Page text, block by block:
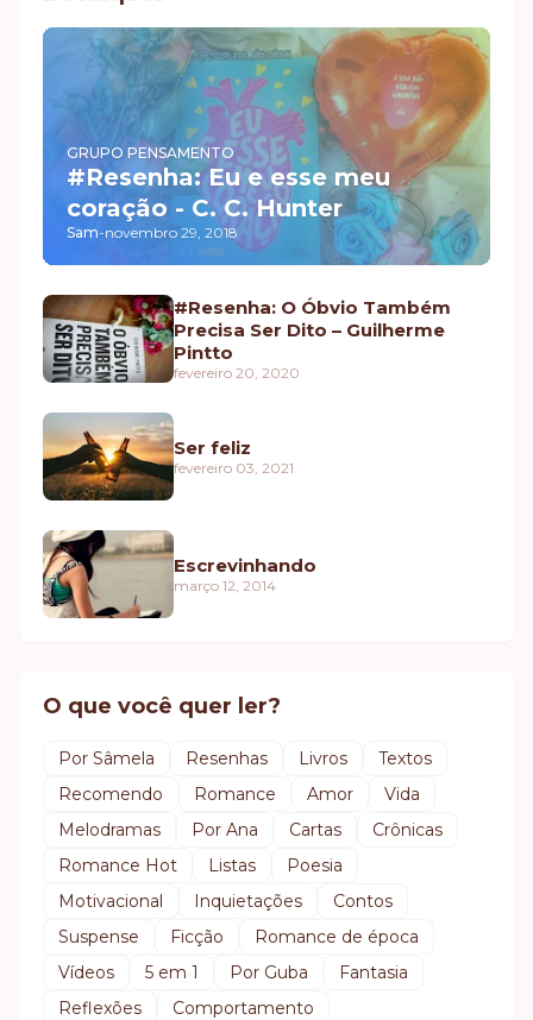
GRUPO PENSAMENTO
#Resenha: Eu e esse meu
coração - C. C. Hunter
Sam-novembro 29, 2018
#Resenha: O Óbvio Também
Precisa Ser Dito – Guilherme
Pintto
fevereiro 20, 2020
Ser feliz
fevereiro 03, 2021
Escrevinhando
março 12, 2014
O que você quer ler?
Por Sâmela Resenhas Livros
Textos
Recomendo
Romance Amor
Vida
Melodramas
Por Ana Cartas
Crônicas
Romance Hot
Listas
Poesia
Motivacional
Inquietações
Contos
Suspense
Ficção
Romance de época
Vídeos
5 em 1 Por Guba
Fantasia
Reflexões
Comportamento